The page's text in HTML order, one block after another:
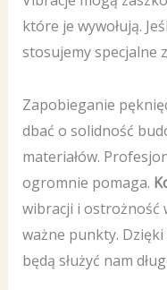
które je wywołują.
stosujemy specjalne
Zapobieganie
dbać o solidność
materiałów.
ogromnie pomaga.
wibracji i ostrożność
ważne punkty. Dzięki
będą służyć nam